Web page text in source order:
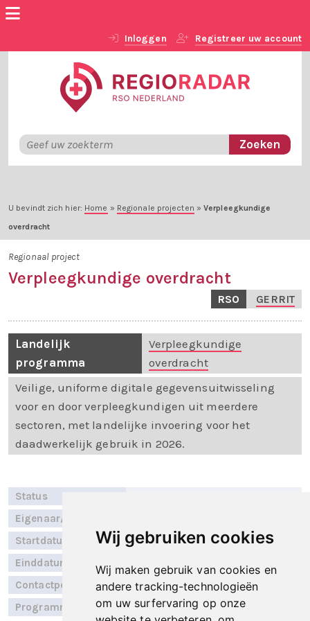
Wij gebruiken cookies
Wij maken gebruik van cookies en
andere tracking-technologieën
om uw surfervaring op onze
Inloggen Registreer uw account
U bevindt zich hier: Home » Regionale projecten »Verpleegkundige
overdracht
Regionaal project
Verpleegkundige overdracht
RSO GERRIT
Landelijk
programma
Verpleegkundige
overdracht
Veilige, uniforme digitale gegevensuitwisseling
voor en door verpleegkundigen uit meerdere
sectoren, met landelijke invoering voor het
daadwerkelijk gebruik in 2026.
Status
Eigenaar/RSO
Startdatum
Januari 2024
Einddatum
December 2026
Contactpersoon
Jeroen van der Meulen
Programmalijn
Wegiz agenda